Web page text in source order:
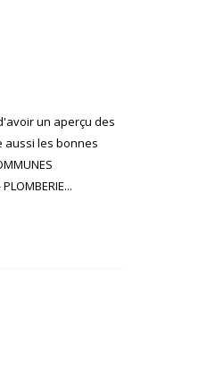
un aperçu des
aussi les bonnes